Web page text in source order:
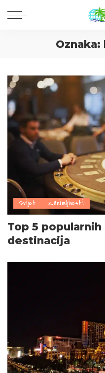
Oznaka:
Svijet Zanimljivosti
Top 5
destinacija